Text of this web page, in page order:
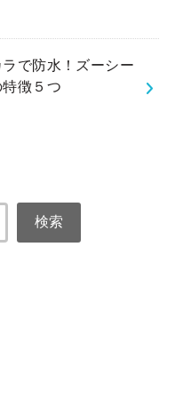
で防水！ズーシー
徴５つ
検索